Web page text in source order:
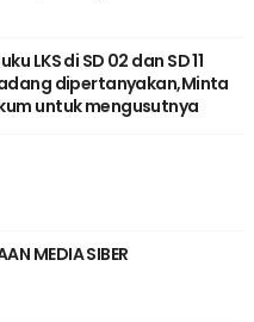
LKS di SD 02 dan SD 11
dipertanyakan,Minta
untuk mengusutnya
MEDIA SIBER